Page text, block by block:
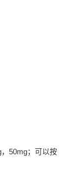
50mg；可以按